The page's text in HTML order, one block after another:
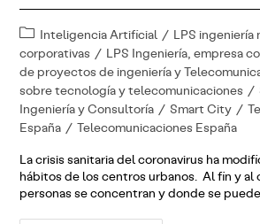
entrada:
entrada:
Categoría
de
la
entrada:
Inteligencia Artificial / LPS ingeniería
corporativas / LPS Ingeniería, empresa
de proyectos de ingeniería y
sobre tecnología y telecomunicaciones /
Ingeniería y Consultoría / Smart City /
España / Telecomunicaciones España
La crisis sanitaria del coronavirus ha
hábitos de los centros urbanos. Al fin y al
personas se concentran y donde se